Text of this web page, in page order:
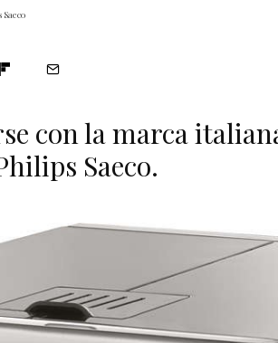
con la marca
Saeco.